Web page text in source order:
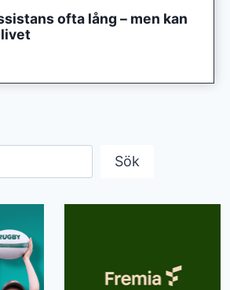
ofta lång – men kan
Sök